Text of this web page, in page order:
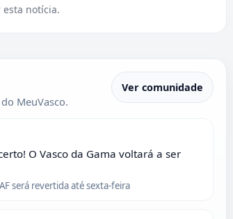
esta notícia.
MeuVasco.
Ver comunidade
O Vasco da Gama voltará a ser
será revertida até sexta-feira